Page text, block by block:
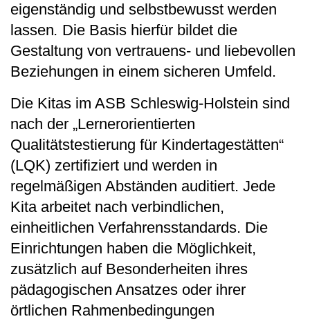
eigenständig und selbstbewusst werden
lassen. Die Basis hierfür bildet die
Gestaltung von vertrauens- und liebevollen
Beziehungen in einem sicheren Umfeld.
Die Kitas im ASB Schleswig-Holstein sind
nach der „Lernerorientierten
Qualitätstestierung für Kindertagestätten“
(LQK) zertifiziert und werden in
regelmäßigen Abständen auditiert. Jede
Kita arbeitet nach verbindlichen,
einheitlichen Verfahrensstandards. Die
Einrichtungen haben die Möglichkeit,
zusätzlich auf Besonderheiten ihres
pädagogischen Ansatzes oder ihrer
örtlichen Rahmenbedingungen